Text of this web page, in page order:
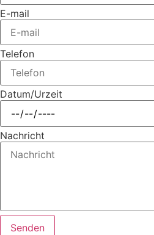
E-mail
Telefon
Datum/Urzeit
Nachricht
Senden